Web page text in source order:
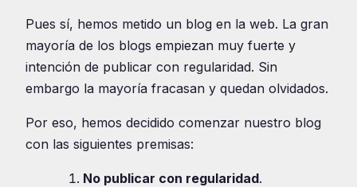
Pues sí, hemos metido un blog en la web. La gran
mayoría de los blogs empiezan muy fuerte y
intención de publicar con regularidad. Sin
embargo la mayoría fracasan y quedan olvidados.
Por eso, hemos decidido comenzar nuestro blog
con las siguientes premisas:
No publicar con regularidad.